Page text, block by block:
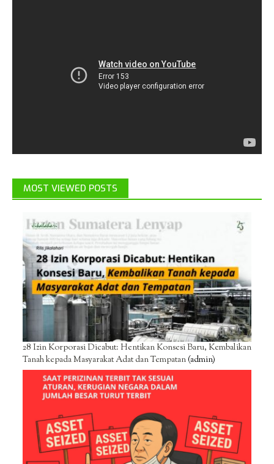
MOST VIEWED POSTS
28 Izin Korporasi Dicabut: Hentikan Konsesi Baru, Kembalikan
Tanah kepada Masyarakat Adat dan Tempatan(admin)